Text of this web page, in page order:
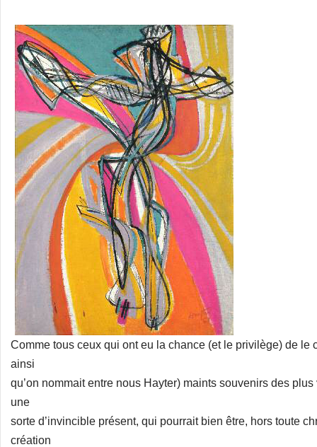
Comme tous ceux qui ont eu la chance (et le privilège) de le
ainsi
qu’on nommait entre nous Hayter) maints souvenirs des
une
sorte d’invincible présent, qui pourrait bien être, hors toute
création